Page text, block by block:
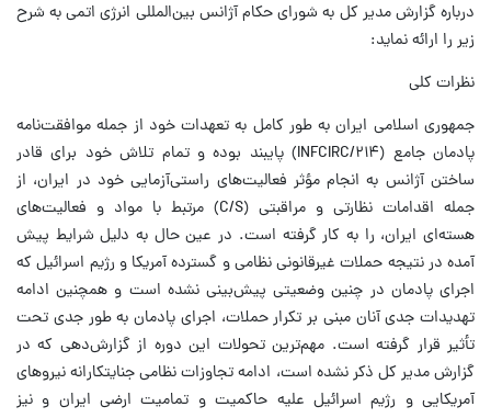
درباره گزارش مدیر کل به شورای حکام آژانس بین‌المللی انرژی اتمی به شرح
زیر را ارائه نماید:
نظرات کلی
جمهوری اسلامی ایران به طور کامل به تعهدات خود از جمله موافقت‌نامه
پادمان جامع (INFCIRC/۲۱۴) پایبند بوده و تمام تلاش خود برای قادر
ساختن آژانس به انجام مؤثر فعالیت‌های راستی‌آزمایی خود در ایران، از
جمله اقدامات نظارتی و مراقبتی (C/S) مرتبط با مواد و فعالیت‌های
هسته‌ای ایران، را به کار گرفته است. در عین حال به دلیل شرایط پیش
آمده در نتیجه حملات غیرقانونی نظامی و گسترده آمریکا و رژیم اسرائیل که
اجرای پادمان در چنین وضعیتی پیش‌بینی نشده است و همچنین ادامه
تهدیدات جدی آنان مبنی بر تکرار حملات، اجرای پادمان به طور جدی تحت
تأثیر قرار گرفته است. مهم‌ترین تحولات این دوره از گزارش‌دهی که در
گزارش مدیر کل ذکر نشده‌ است، ادامه تجاوزات نظامی جنایتکارانه نیروهای
آمریکایی و رژیم اسرائیل علیه حاکمیت و تمامیت ارضی ایران و نیز